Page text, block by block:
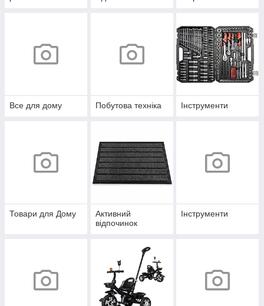
Все для дому Побутова техніка Інструменти
Товари для Дому
Активний
відпочинок
Інструменти